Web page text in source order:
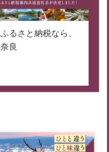
ふるさと納税なら、
奈良